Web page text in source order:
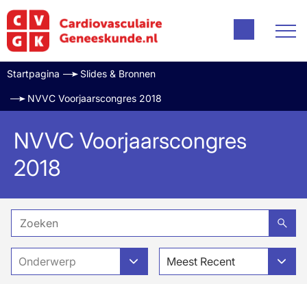
Startpagina Slides & Bronnen
NVVC Voorjaarscongres 2018
NVVC Voorjaarscongres
2018
Onderwerp Meest Recent